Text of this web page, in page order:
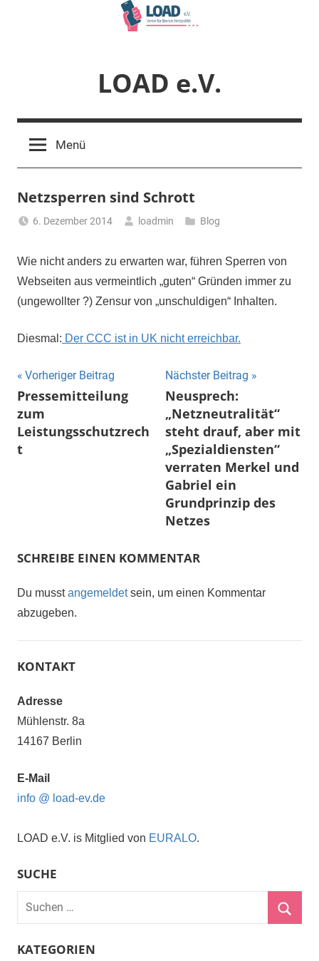
LOAD e.V.
liberale
Menü
Netzsperren sind Schrott
6. Dezember 2014 loadmin Blog
Wie nicht anders zu erwarten war, führen Sperren von
Webseiten aus vermeintlich „guten“ Gründen immer zu
(ungewollter ?) Zensur von „unschuldigen“ Inhalten.
Diesmal: Der CCC ist in UK nicht erreichbar.
Beitragsnavigation
Vorheriger Beitrag
Pressemitteilung
zum
Leistungsschutzrech
t
Nächster Beitrag
Neusprech:
„Netzneutralität“
steht drauf, aber mit
„Spezialdiensten“
verraten Merkel und
Gabriel ein
Grundprinzip des
Netzes
SCHREIBE EINEN KOMMENTAR
Du musstangemeldetsein, um einen Kommentar
abzugeben.
KONTAKT
Adresse
Mühlenstr. 8a
14167 Berlin
E-Mail
info @ load-ev.de
LOAD e.V. is Mitglied von EURALO.
SUCHE
Suchen
KATEGORIEN